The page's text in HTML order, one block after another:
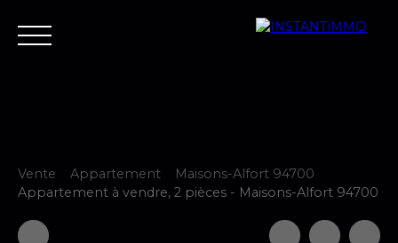
Accueil Estimer Vendre Acheter Neuf
Vente Appartement
Maisons-Alfort 94700
Appartement à vendre, 2 pièces - Maisons-Alfort 94700